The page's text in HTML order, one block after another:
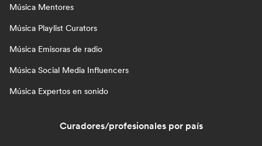
Música Mentores
Música Playlist Curators
Música Emisoras de radio
Música Social Media Influencers
Música Expertos en sonido
Curadores/profesionales por país